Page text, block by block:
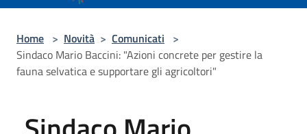
Home > Novità > Comunicati >
Sindaco Mario Baccini: "Azioni concrete per gestire la
fauna selvatica e supportare gli agricoltori"